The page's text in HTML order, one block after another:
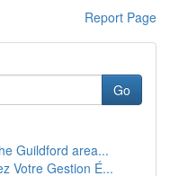
Report Page
Go
Guildford area...
Votre Gestion É...